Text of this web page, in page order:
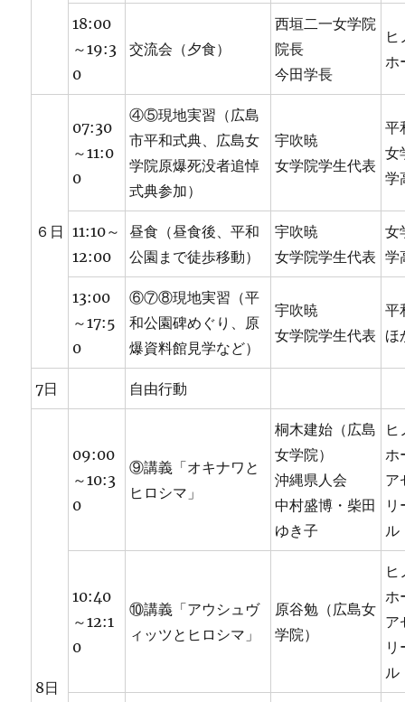
18:00
～19:3
0
交流会（夕食）
西垣二一女学院
院長
今田学長
ヒ
ホ
６日
07:30
～11:0
0
④⑤現地実習（広島
市平和式典、広島女
学院原爆死没者追悼
式典参加）
宇吹暁
女学院学生代表
平
女
学
11:10～
12:00
昼食（昼食後、平和
公園まで徒歩移動）
宇吹暁
女学院学生代表
女
学
13:00
～17:5
0
⑥⑦⑧現地実習（平
和公園碑めぐり、原
爆資料館見学など）
宇吹暁
女学院学生代表
平
ほ
7日 自由行動
8日
09:00
～10:3
0
⑨講義「オキナワと
ヒロシマ」
桐木建始（広島
女学院）
沖縄県人会
中村盛博・柴田
ゆき子
ヒ
ホ
ア
リ
ル
10:40
～12:1
0
⑩講義「アウシュヴ
ィッツとヒロシマ」
原谷勉（広島女
学院）
ヒ
ホ
ア
リ
ル